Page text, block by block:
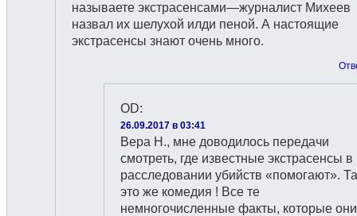
называете экстрасенсами—журналист Михеев
назвал их шелухой илди пеной. А настоящие
экстрасенсы знают очень много.
OD:
26.09.2017 в 03:41
Вера H., мне доводилось передачи
смотреть, где известные экстрасенсы в
расследовании убийств «помогают».
это же комедия ! Все те
немногочисленные факты, которые они